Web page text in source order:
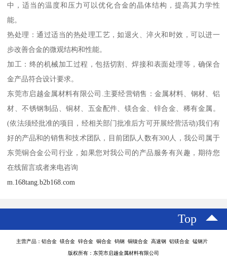
中，适当的温度和压力可以优化合金的晶体结构，提高其力学性
能。
热处理：通过适当的热处理工艺，如退火、淬火和时效，可以进一
步改善合金的微观结构和性能。
加工：终的机械加工过程，包括切割、焊接和表面处理等，确保合
金产品符合设计要求。
东莞市启越金属材料有限公司.主要经营销售：金属材料、钢材、铝
材、不锈钢制品、铜材、五金配件、镁合金、锌合金、稀有金属。
(依法须经批准的项目，经相关部门批准后方可开展经营活动)我们有
好的产品和的销售和技术团队，目前团队人数有300人，我公司属于
东莞铜合金公司行业，如果您对我公司的产品服务有兴趣，期待您
在线留言或者来电咨询
m.168tang.b2b168.com
Top
主营产品：铝合金 镁合金 锌合金 铜合金 钨钢 铜镍合金 高速钢 铝镁合金 锰钢片
版权所有：东莞市启越金属材料有限公司